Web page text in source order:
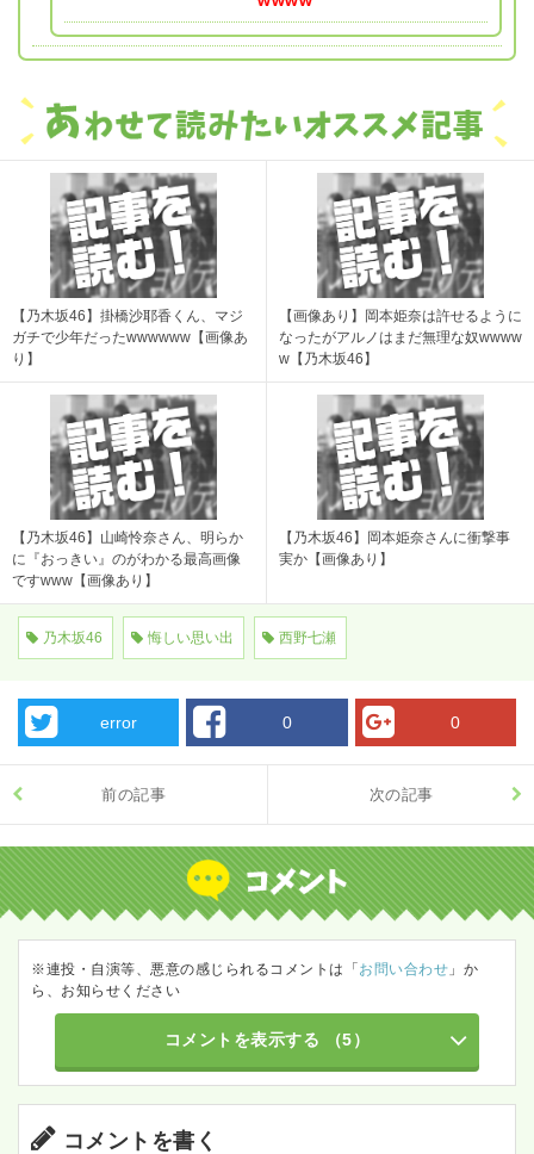
【乃木坂46】掛橋沙耶香くん、マジ
ガチで少年だったwwwwww【画像あ
り】
【画像あり】岡本姫奈は許せるように
なったがアルノはまだ無理な奴wwww
w【乃木坂46】
【乃木坂46】山崎怜奈さん、明らか
に『おっきい』のがわかる最高画像
ですwww【画像あり】
【乃木坂46】岡本姫奈さんに衝撃事
実か【画像あり】
乃木坂46 悔しい思い出 西野七瀬
error 0 0
前の記事 次の記事
※連投・自演等、悪意の感じられるコメントは「お問い合わせ 」か
ら、お知らせください
コメントを表示する （5）
コメントを書く